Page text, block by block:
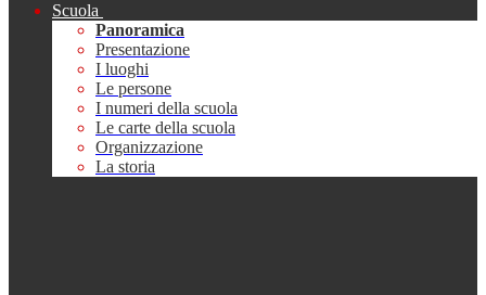
Scuola
Panoramica
Presentazione
I luoghi
Le persone
I numeri della scuola
Le carte della scuola
Organizzazione
La storia